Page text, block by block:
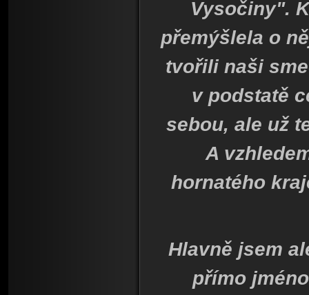
Vysočiny".
přemýšlela o
tvořili naši
v podstatě
sebou, ale už
A
hornatého
Hlavně jsem
přímo